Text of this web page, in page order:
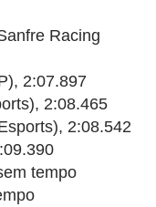
Racing
2:07.897
2:08.465
2:08.542
tempo